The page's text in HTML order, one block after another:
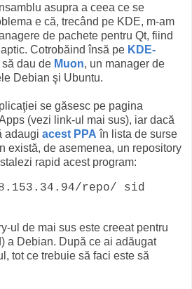
asupra a ceea ce se
e că, trecând pe KDE, m-am
de pachete pentru Qt, fiind
Cotrobăind însă pe KDE-
dau de Muon, un manager de
Debian şi Ubuntu.
se găsesc pe pagina
(vezi link-ul mai sus), iar dacă
adaugi acest PPA în lista de surse
există, de asemenea, un repository
rapid acest program:
repo/ sid
ul de mai sus este creeat pentru
a Debian. După ce ai adăugat
tot ce trebuie să faci este să